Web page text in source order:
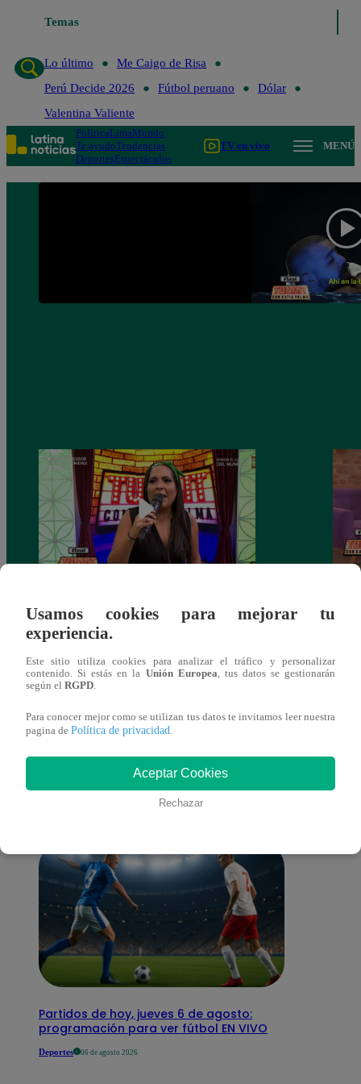
Temas
Lo último
Me Caigo de Risa
Perú Decide 2026
Fútbol peruano
Dólar
Valentina Valiente
PolíticaLimaMundo
Te ayudoTendencias
DeportesEspectáculos
TV en vivo MENÚ
del 2018
También te puede
interesar
Partidos de hoy, jueves 6 de agosto:
programación para ver fútbol EN VIVO
Deportes 06 de agosto 2026
Usamos cookies para mejorar tu
experiencia.
Este sitio utiliza cookies para analizar el tráfico y personalizar
contenido. Si estás en la Unión Europea , tus datos se gestionarán
según el RGPD
Para conocer mejor como se utilizan tus datos te invitamos leer nuestra
pagina de Política de privacidad
Aceptar Cookies
Rechazar